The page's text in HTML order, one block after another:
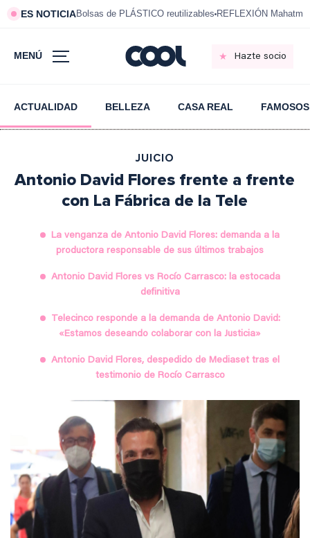
ES NOTICIABolsas de PLÁSTICO reutilizables REFLEXIÓN
MENÚ Hazte socio
ACTUALIDAD BELLEZA CASA REAL FAMOSOS
JUICIO
Antonio David Flores frente a frente
con La Fábrica de la Tele
La venganza de Antonio David Flores: demanda a la
productora responsable de sus últimos trabajos
Antonio David Flores vs Rocío Carrasco: la estocada
definitiva
Telecinco responde a la demanda de Antonio David:
«Estamos deseando colaborar con la Justicia»
Antonio David Flores, despedido de Mediaset tras el
testimonio de Rocío Carrasco